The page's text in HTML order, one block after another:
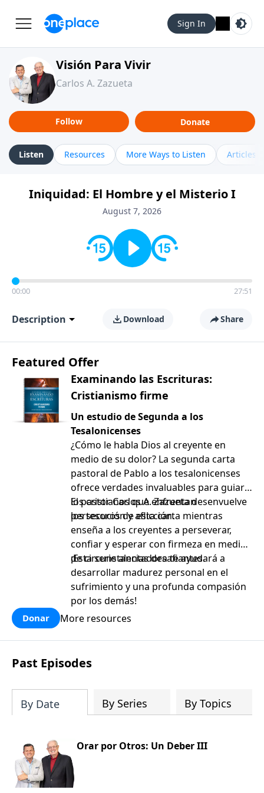
Sign In
Visión Para Vivir
Carlos A. Zazueta
Follow Donate
Listen Resources More Ways to Listen Articles
Iniquidad: El Hombre y el Misterio I
August 7, 2026
00:00 27:51
Description Download Share
Featured Offer
Examinando las Escrituras:
Cristianismo firme
Un estudio de Segunda a los
Tesalonicenses
¿Cómo le habla Dios al creyente en
medio de su dolor? La segunda carta
pastoral de Pablo a los tesalonicenses
ofrece verdades invaluables para guiar a
los cristianos que enfrentan
persecución y aflicción.
El pastor Carlos A. Zazueta desenvuelve
los tesoros de esta carta mientras
enseña a los creyentes a perseverar,
confiar y esperar con firmeza en medio
de circunstancias desafiantes.
¡Esta serie alentadora te ayudará a
desarrollar madurez personal en el
sufrimiento y una profunda compasión
por los demás!
Donar More resources
Past Episodes
By Date By Series By Topics
Orar por Otros: Un Deber III